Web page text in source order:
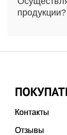
продукции?
Контакты
Отзывы